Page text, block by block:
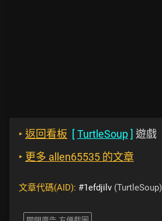
‣ 返回看板 [TurtleSoup] 遊戲
‣ 更多 allen65535 的文章
文章代碼(AID): #1efdjilv (TurtleSoup)